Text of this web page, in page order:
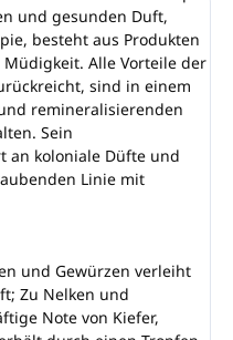
und gesunden Duft,
besteht aus Produkten
Alle Vorteile der
sind in einem
remineralisierenden
Sein
an koloniale Düfte und
Linie mit
und Gewürzen verleiht
Zu Nelken und
Note von Kiefer,